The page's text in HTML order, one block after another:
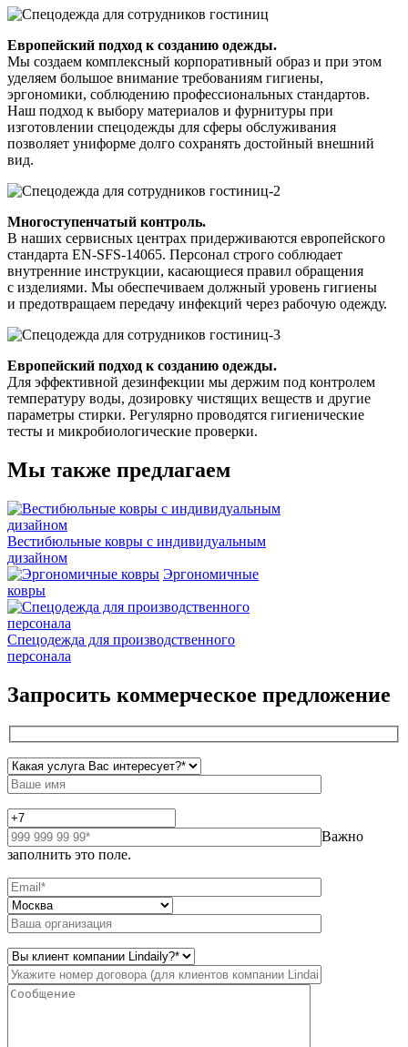
Европейский подход к созданию одежды.
Мы создаем комплексный корпоративный образ и при этом
уделяем большое внимание требованиям гигиены,
эргономики, соблюдению профессиональных стандартов.
Наш подход к выбору материалов и фурнитуры при
изготовлении спецодежды для сферы обслуживания
позволяет униформе долго сохранять достойный внешний
вид.
Многоступенчатый контроль.
В наших сервисных центрах придерживаются европейского
стандарта EN-SFS-14065. Персонал строго соблюдает
внутренние инструкции, касающиеся правил обращения
с изделиями. Мы обеспечиваем должный уровень гигиены
и предотвращаем передачу инфекций через рабочую одежду.
Европейский подход к созданию одежды.
Для эффективной дезинфекции мы держим под контролем
температуру воды, дозировку чистящих веществ и другие
параметры стирки. Регулярно проводятся гигиенические
тесты и микробиологические проверки.
Мы также предлагаем
Вестибюльные ковры с индивидуальным
дизайном
Эргономичные
ковры
Спецодежда для производственного
персонала
Запросить коммерческое предложение
Важно
заполнить это поле.